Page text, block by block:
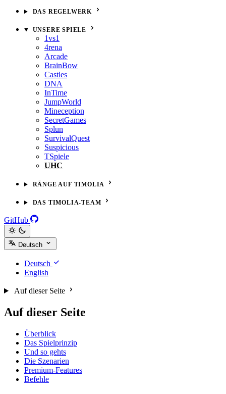
DAS REGELWERK
UNSERE SPIELE
1vs1
4rena
Arcade
BrainBow
Castles
DNA
InTime
JumpWorld
Mineception
SecretGames
Splun
SurvivalQuest
Suspicious
TSpiele
UHC
RÄNGE AUF TIMOLIA
DAS TIMOLIA-TEAM
GitHub
Deutsch
Deutsch
English
Auf dieser Seite
Auf dieser Seite
Überblick
Das Spielprinzip
Und so gehts
Die Szenarien
Premium-Features
Befehle